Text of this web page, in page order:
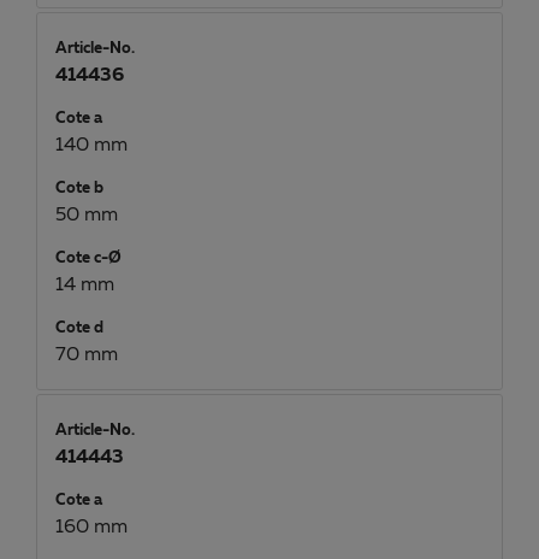
Article-No.
414436
Cote a
140 mm
Cote b
50 mm
Cote c-Ø
14 mm
Cote d
70 mm
Article-No.
414443
Cote a
160 mm